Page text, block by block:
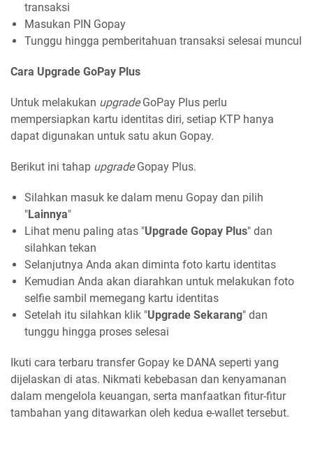
transaksi
Masukan PIN Gopay
Tunggu hingga pemberitahuan transaksi selesai muncul
Cara Upgrade GoPay Plus
Untuk melakukan upgradeGoPay Plus perlu
mempersiapkan kartu identitas diri, setiap KTP hanya
dapat digunakan untuk satu akun Gopay.
Berikut ini tahap upgradeGopay Plus.
Silahkan masuk ke dalam menu Gopay dan pilih
"Lainnya"
Lihat menu paling atas "Upgrade Gopay Plus" dan
silahkan tekan
Selanjutnya Anda akan diminta foto kartu identitas
Kemudian Anda akan diarahkan untuk melakukan foto
selfie sambil memegang kartu identitas
Setelah itu silahkan klik "Upgrade Sekarang" dan
tunggu hingga proses selesai
Ikuti cara terbaru transfer Gopay ke DANA seperti yang
dijelaskan di atas. Nikmati kebebasan dan kenyamanan
dalam mengelola keuangan, serta manfaatkan fitur-fitur
tambahan yang ditawarkan oleh kedua e-wallet tersebut.